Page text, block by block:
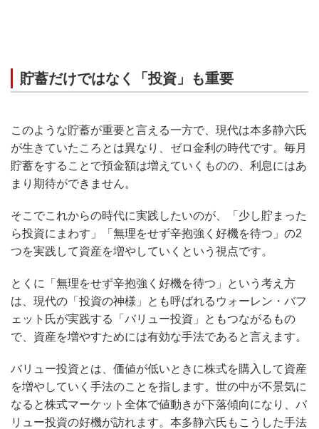
貯蓄だけではなく「投資」も重要
このような貯蓄が重要と言える一方で、現代は本多静六氏
が生きていたころとは異なり、ゼロ金利の時代です。毎月
貯蓄をすることで預金額は増えていくものの、利息にはあ
まり期待ができません。
そこでこれからの時代に実践したいのが、「少し貯まった
ら投資にまわす」「無理をせず辛抱強く好機を待つ」の2
つを実践して資産を増やしていくという視点です。
とくに「無理をせず辛抱強く好機を待つ」という考え方
は、現代の「投資の神様」とも呼ばれるウォーレン・バフ
ェット氏が実践する「バリュー投資」ともつながるもの
で、資産を増やすためには有効な手法であると言えます。
バリュー投資とは、価値が低いときに株式を購入して資産
を増やしていく手法のことを指します。世の中が不景気に
なると株式マーケット全体で値動きが下落傾向になり、バ
リュー投資の好機が訪れます。本多静六氏もこうした手法